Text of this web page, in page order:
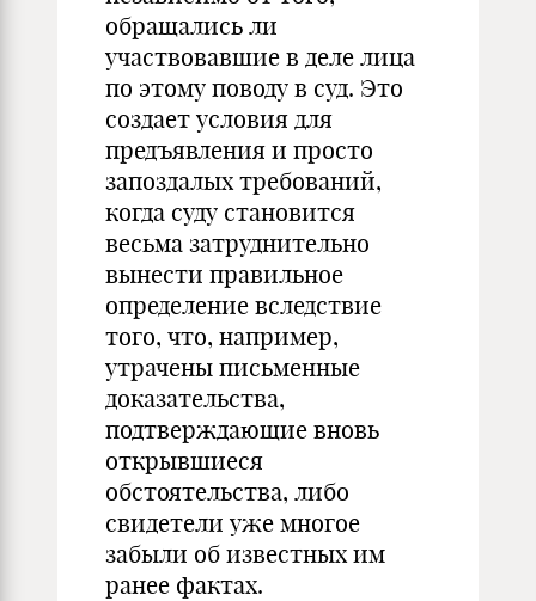
обращались ли
участвовавшие в деле лица
по этому поводу в суд. Это
создает условия для
предъявления и просто
запоздалых требований,
когда суду становится
весьма затруднительно
вынести правильное
определение вследствие
того, что, например,
утрачены письменные
доказательства,
подтверждающие вновь
открывшиеся
обстоятельства, либо
свидетели уже многое
забыли об известных им
ранее фактах.